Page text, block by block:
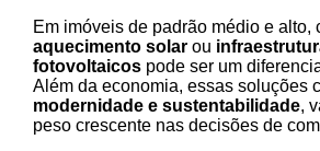
Em imóveis de padrão médio e alto,
aquecimento solar ou
fotovoltaicos pode ser um
Além da economia, essas soluções
modernidade e sustentabilidade,
peso crescente nas decisões de